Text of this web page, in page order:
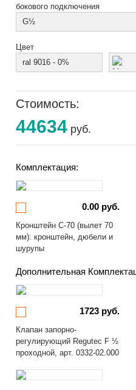
бокового подключения
G½
Цвет
ral 9016 - 0%
Стоимость:
44634 руб.
Комплектация:
0.00 руб.
Кронштейн С-70 (вылет 70
мм): кронштейн, дюбели и
шурупы
Дополнительная
1723 руб.
Клапан запорно-
регулирующий Regutec F ½
проходной, арт. 0332-02.000